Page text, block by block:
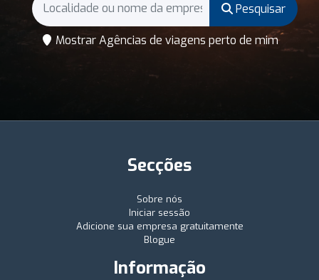
Pesquisar
Mostrar Agências de viagens perto de mim
Secções
Sobre nós
Iniciar sessão
Adicione sua empresa gratuitamente
Blogue
Informação